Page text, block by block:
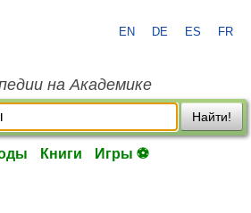
EN DE ES FR
на Академике
Найти!
Книги Игры ⚽